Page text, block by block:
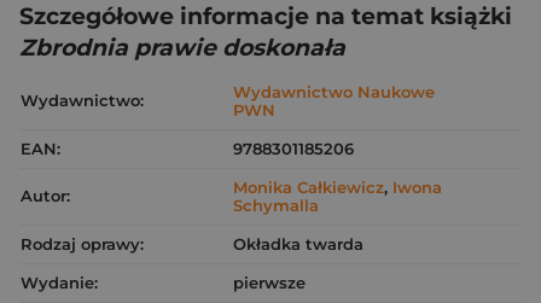
Szczegółowe informacje na temat książki
Zbrodnia prawie doskonała
Wydawnictwo:
Wydawnictwo Naukowe
PWN
EAN:
9788301185206
Autor: Monika Całkiewicz, Iwona
Schymalla
Rodzaj oprawy:
Okładka twarda
Wydanie:
pierwsze